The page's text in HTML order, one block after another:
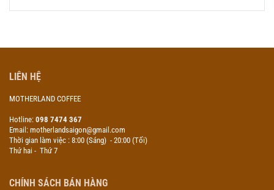
LIÊN HỆ
MOTHERLAND COFFEE
Hotline: 098 7474 367
Email: motherlandsaigon@gmail.com
Thời gian làm việc : 8:00 (Sáng) - 20:00 (Tối)
Thứ hai - Thứ 7
CHÍNH SÁCH BÁN HÀNG